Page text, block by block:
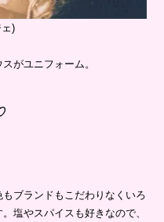
)
がユニフォーム。
ブランドもこだわりなくいろ
塩やスパイスも好きなので、